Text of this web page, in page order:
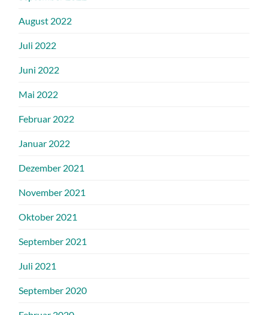
August 2022
Juli 2022
Juni 2022
Mai 2022
Februar 2022
Januar 2022
Dezember 2021
November 2021
Oktober 2021
September 2021
Juli 2021
September 2020